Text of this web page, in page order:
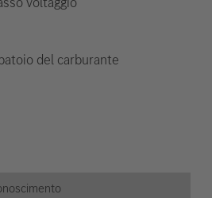
del carburante